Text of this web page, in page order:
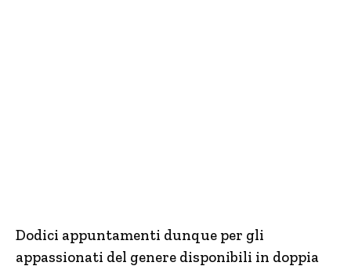
Dodici appuntamenti dunque per gli
appassionati del genere disponibili in doppia